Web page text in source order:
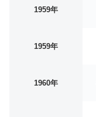
1959年
1959年
1960年